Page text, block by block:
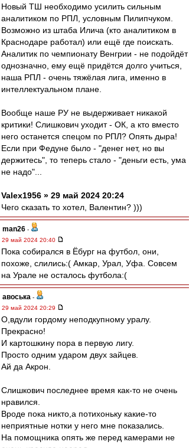
Новый ТШ необходимо усилить сильным
аналитиком по РПЛ, условным Пилипчуком.
Возможно из штаба Илича (кто аналитиком в
Краснодаре работал) или ещё где поискать.
Аналитик по чемпионату Венгрии - не подойдёт
однозначно, ему ещё придётся долго учиться,
наша РПЛ - очень тяжёлая лига, именно в
интеллектуальном плане.
Вообще наше РУ не выдерживает никакой
критики! Слишкович уходит - ОК, а кто вместо
него останется спецом по РПЛ? Опять дыра!
Если при Федуне было - "денег нет, но вы
держитесь", то теперь стало - "деньги есть, ума
не надо"...
Valex1956 » 29 май 2024 20:24
Чего сказать то хотел, Валентин? )))
man26 -
29 май 2024 20:40
Пока собирался в Ёбург на футбол, они,
похоже, слились:( Амкар, Урал, Уфа. Совсем
на Урале не осталось футбола:(
авоська -
29 май 2024 20:29
О,вдули гордому неподкупному уралу.
Прекрасно!
И картошкину пора в первую лигу.
Просто одним ударом двух зайцев.
Ай да Акрон.
Слишкович последнее время как-то не очень
нравился.
Вроде пока никто,а потихоньку какие-то
неприятные нотки у него мне показались.
На помощника опять же перед камерами не